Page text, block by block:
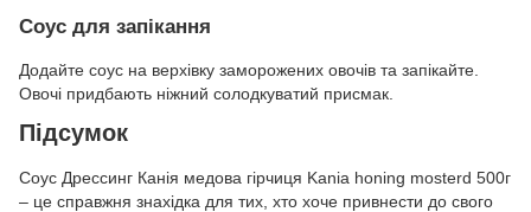
Соус для запікання
Додайте соус на верхівку заморожених овочів та запікайте.
Овочі придбають ніжний солодкуватий присмак.
Підсумок
Соус Дрессинг Канія медова гірчиця Kania honing mosterd 500г
– це справжня знахідка для тих, хто хоче привнести до свого